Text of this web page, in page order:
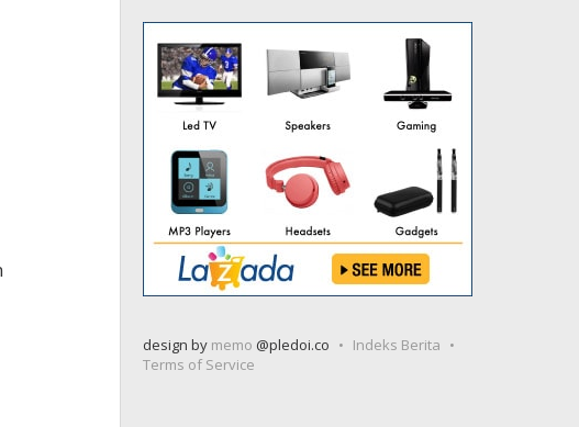
design by memo @pledoi.co
Indeks Berita
Terms of Service